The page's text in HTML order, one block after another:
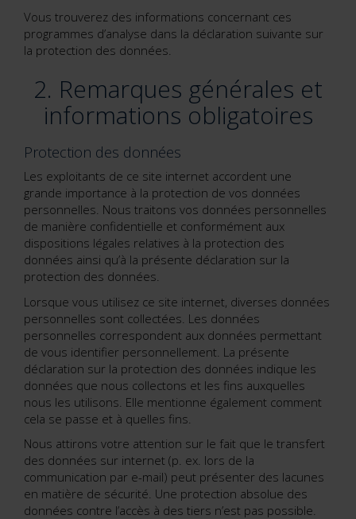
Vous trouverez des informations concernant ces
programmes d’analyse dans la déclaration suivante sur
la protection des données.
2. Remarques générales et
informations obligatoires
Protection des données
Les exploitants de ce site internet accordent une
grande importance à la protection de vos données
personnelles. Nous traitons vos données personnelles
de manière confidentielle et conformément aux
dispositions légales relatives à la protection des
données ainsi qu’à la présente déclaration sur la
protection des données.
Lorsque vous utilisez ce site internet, diverses données
personnelles sont collectées. Les données
personnelles correspondent aux données permettant
de vous identifier personnellement. La présente
déclaration sur la protection des données indique les
données que nous collectons et les fins auxquelles
nous les utilisons. Elle mentionne également comment
cela se passe et à quelles fins.
Nous attirons votre attention sur le fait que le transfert
des données sur internet (p. ex. lors de la
communication par e-mail) peut présenter des lacunes
en matière de sécurité. Une protection absolue des
données contre l’accès à des tiers n’est pas possible.